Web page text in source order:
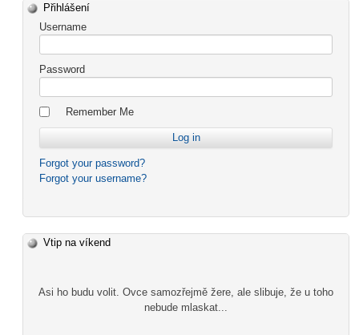
Přihlášení
Username
Password
Remember Me
Forgot your password?
Forgot your username?
Vtip na víkend
Asi ho budu volit. Ovce samozřejmě žere, ale slibuje, že u toho
nebude mlaskat...